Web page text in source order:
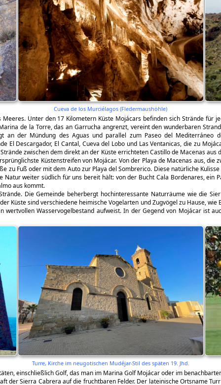
Cueva de los Murciélagos (Fledermaushöhle)
Unter den 17 Kilometern Küste Mojácars befinden sich Strände für
de la Torre, das an Garrucha angrenzt, vereint den wunderbaren
an der Mündung des Aguas und parallel zum Paseo del Mediterráneo
El Descargador, El Cantal, Cueva del Lobo und Las Ventanicas, die zu
zwischen dem direkt an der Küste errichteten Castillo de Macenas
Küstenstreifen von Mojácar. Von der Playa de Macenas aus, die
zu Fuß oder mit dem Auto zur Playa del Sombrerico. Diese natürliche
weiter südlich für uns bereit hält: von der Bucht Cala Bordenares, ein
aus kommt.
Die Gemeinde beherbergt hochinteressante Naturräume wie die
Küste sind verschiedene heimische Vogelarten und Zugvögel zu Hause,
wertvollen Wasservogelbestand aufweist. In der Gegend von Mojácar ist
Turre, Kirche im neugotischen Mudéjar-Stil des späten 19. Jhd.
einschließlich Golf, das man im Marina Golf Mojácar oder im
der Sierra Cabrera auf die fruchtbaren Felder. Der lateinische Ortsname